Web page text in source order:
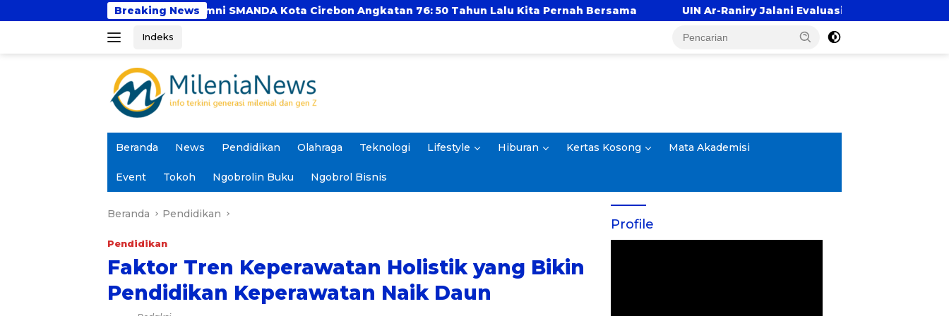
ke
Breaking News
Emas Alumni SMANDA Kota Cirebon Angkatan 76: 50 Tahun Lalu Kita Pernah Bersama UIN Ar-Raniry Jalani Evaluasi Pembukaan Prodi Kedokteran, Target
Indeks
Beranda News Pendidikan Olahraga Teknologi Lifestyle Hiburan Kertas Kosong Mata Akademisi
Event Tokoh Ngobrolin Buku Ngobrol Bisnis
Beranda Pendidikan
Pendidikan
Faktor Tren Keperawatan Holistik yang Bikin
Pendidikan Keperawatan Naik Daun
Profile